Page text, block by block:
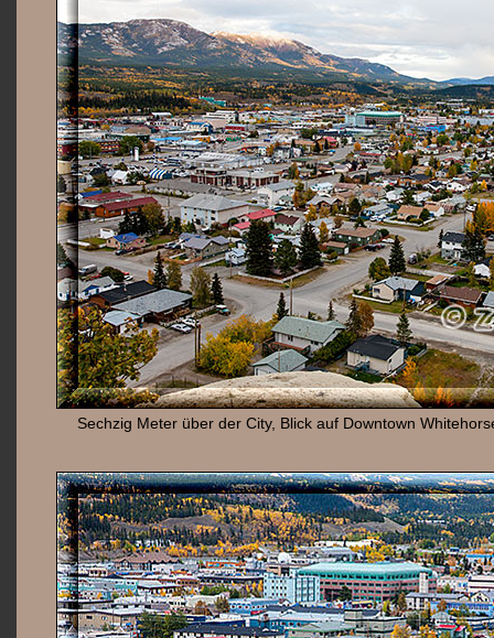
Sechzig Meter über der City, Blick auf Downtown